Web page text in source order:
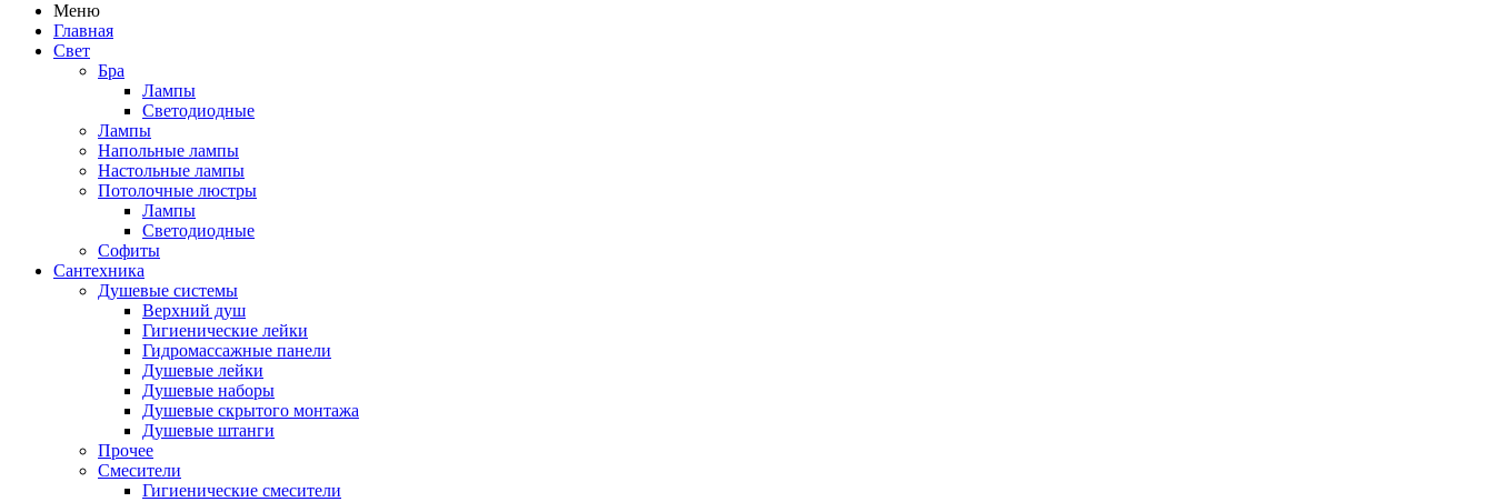
Меню
Главная
Свет
Бра
Лампы
Светодиодные
Лампы
Напольные лампы
Настольные лампы
Потолочные люстры
Лампы
Светодиодные
Софиты
Сантехника
Душевые системы
Верхний душ
Гигиенические лейки
Гидромассажные панели
Душевые лейки
Душевые наборы
Душевые скрытого монтажа
Душевые штанги
Прочее
Смесители
Гигиенические смесители